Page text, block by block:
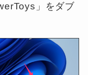
」をダブ